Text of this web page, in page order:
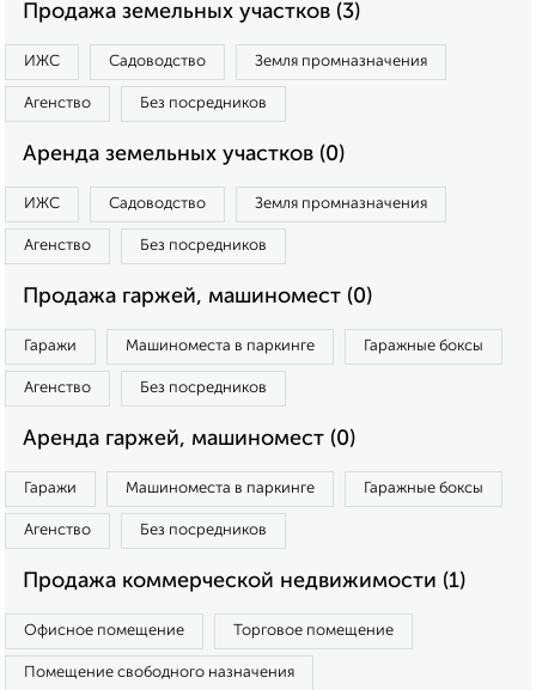
Продажа земельных участков (3)
ИЖС Садоводство Земля промназначения
Агенство Без посредников
Аренда земельных участков (0)
ИЖС Садоводство Земля промназначения
Агенство Без посредников
Продажа гаржей, машиномест (0)
Гаражи Машиноместа в паркинге Гаражные боксы
Агенство Без посредников
Аренда гаржей, машиномест (0)
Гаражи Машиноместа в паркинге Гаражные боксы
Агенство Без посредников
Продажа коммерческой недвижимости (1)
Офисное помещение Торговое помещение
Помещение свободного назначения